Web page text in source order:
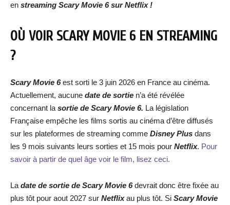
en streaming Scary Movie 6 sur Netflix !
OÙ VOIR SCARY MOVIE 6 EN STREAMING
?
Scary Movie 6est sorti le 3 juin 2026 en France au cinéma.
Actuellement, aucune date de sortie n’a été révélée
concernant la sortie de Scary Movie 6. La législation
Française empêche les films sortis au cinéma d’être diffusés
sur les plateformes de streaming comme Disney Plus dans
les 9 mois suivants leurs sorties et 15 mois pour Netflix. Pour
savoir à partir de quel âge voir le film, lisez ceci.
La date de sortie de Scary Movie 6devrait donc être fixée au
plus tôt pour aout 2027 sur Netflixau plus tôt. Si Scary Movie